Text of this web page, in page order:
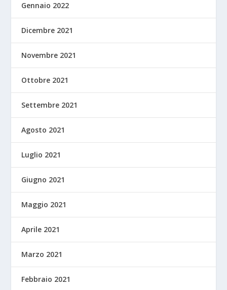
Gennaio 2022
Dicembre 2021
Novembre 2021
Ottobre 2021
Settembre 2021
Agosto 2021
Luglio 2021
Giugno 2021
Maggio 2021
Aprile 2021
Marzo 2021
Febbraio 2021